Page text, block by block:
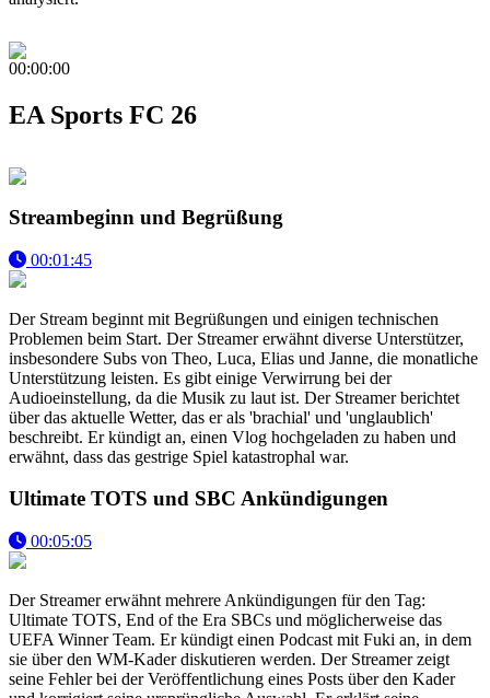
00:00:00
EA Sports FC 26
Streambeginn und Begrüßung
00:01:45
Der Stream beginnt mit Begrüßungen und einigen technischen
Problemen beim Start. Der Streamer erwähnt diverse Unterstützer,
insbesondere Subs von Theo, Luca, Elias und Janne, die monatliche
Unterstützung leisten. Es gibt einige Verwirrung bei der
Audioeinstellung, da die Musik zu laut ist. Der Streamer berichtet
über das aktuelle Wetter, das er als 'brachial' und 'unglaublich'
beschreibt. Er kündigt an, einen Vlog hochgeladen zu haben und
erwähnt, dass das gestrige Spiel katastrophal war.
Ultimate TOTS und SBC Ankündigungen
00:05:05
Der Streamer erwähnt mehrere Ankündigungen für den Tag:
Ultimate TOTS, End of the Era SBCs und möglicherweise das
UEFA Winner Team. Er kündigt einen Podcast mit Fuki an, in dem
sie über den WM-Kader diskutieren werden. Der Streamer zeigt
seine Fehler bei der Veröffentlichung eines Posts über den Kader